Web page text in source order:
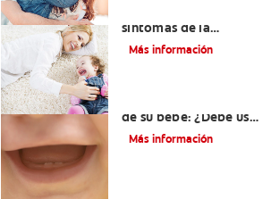
síntomas de la
dentición
Más información
de su bebé: ¿Debe usar
crema dental?
Más información